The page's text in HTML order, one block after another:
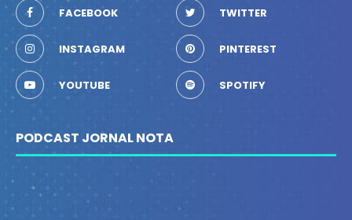
FACEBOOK TWITTER
INSTAGRAM PINTEREST
YOUTUBE SPOTIFY
PODCAST JORNAL NOTA